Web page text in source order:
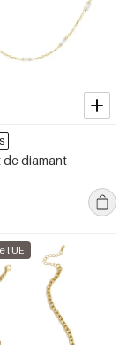
de diamant
l'UE